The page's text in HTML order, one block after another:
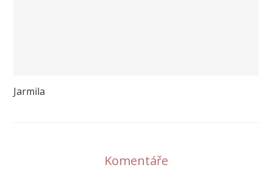
Jarmila
Komentáře